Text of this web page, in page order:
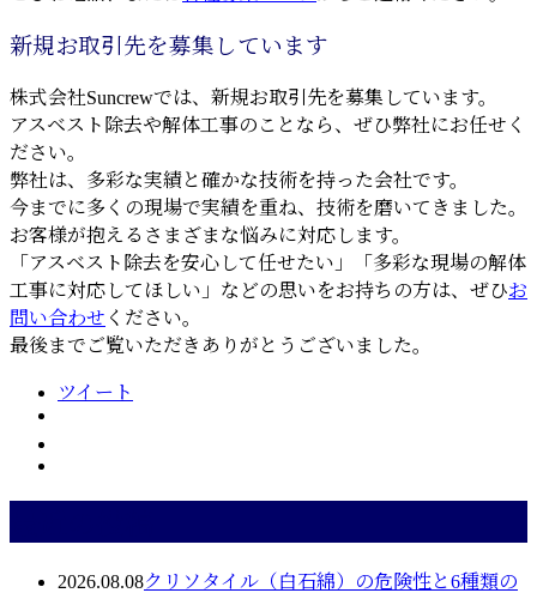
新規お取引先を募集しています
株式会社Suncrewでは、新規お取引先を募集しています。
アスベスト除去や解体工事のことなら、ぜひ弊社にお任せく
ださい。
弊社は、多彩な実績と確かな技術を持った会社です。
今までに多くの現場で実績を重ね、技術を磨いてきました。
お客様が抱えるさまざまな悩みに対応します。
「アスベスト除去を安心して任せたい」「多彩な現場の解体
工事に対応してほしい」などの思いをお持ちの方は、ぜひお
問い合わせ ください。
最後までご覧いただきありがとうございました。
ツイート
2026.08.08クリソタイル（白石綿）の危険性と6種類の